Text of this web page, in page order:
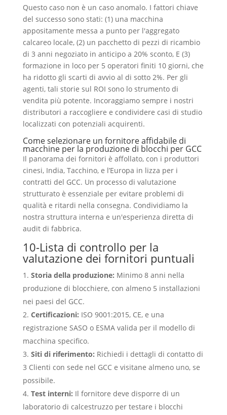
Questo caso non è un caso anomalo. I fattori chiave
del successo sono stati: (1) una macchina
appositamente messa a punto per l'aggregato
calcareo locale, (2) un pacchetto di pezzi di ricambio
di 3 anni negoziato in anticipo a 20% sconto, E (3)
formazione in loco per 5 operatori finiti 10 giorni, che
ha ridotto gli scarti di avvio al di sotto 2%. Per gli
agenti, tali storie sul ROI sono lo strumento di
vendita più potente. Incoraggiamo sempre i nostri
distributori a raccogliere e condividere casi di studio
localizzati con potenziali acquirenti.
Come selezionare un fornitore affidabile di
macchine per la produzione di blocchi per GCC
Il panorama dei fornitori è affollato, con i produttori
cinesi, India, Tacchino, e l’Europa in lizza per i
contratti del GCC. Un processo di valutazione
strutturato è essenziale per evitare problemi di
qualità e ritardi nella consegna. Condividiamo la
nostra struttura interna e un'esperienza diretta di
audit di fabbrica.
10-Lista di controllo per la
valutazione dei fornitori puntuali
Storia della produzione: Minimo 8 anni nella
produzione di blocchiere, con almeno 5 installazioni
nei paesi del GCC.
Certificazioni: ISO 9001:2015, CE, e una
registrazione SASO o ESMA valida per il modello di
macchina specifico.
Siti di riferimento: Richiedi i dettagli di contatto di
3 Clienti con sede nel GCC e visitane almeno uno, se
possibile.
Test interni: Il fornitore deve disporre di un
laboratorio di calcestruzzo per testare i blocchi